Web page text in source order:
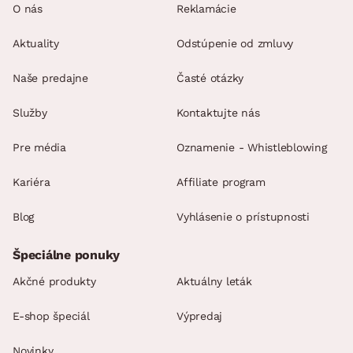
O nás
Aktuality
Naše predajne
Služby
Pre média
Kariéra
Blog
Reklamácie
Odstúpenie od zmluvy
Časté otázky
Kontaktujte nás
Oznamenie - Whistleblowing
Affiliate program
Vyhlásenie o prístupnosti
Špeciálne ponuky
Akčné produkty Aktuálny leták
E-shop špeciál Výpredaj